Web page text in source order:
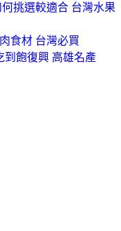
挑選較適合 台灣水果
食材 台灣必買
到飽復興 高雄名產